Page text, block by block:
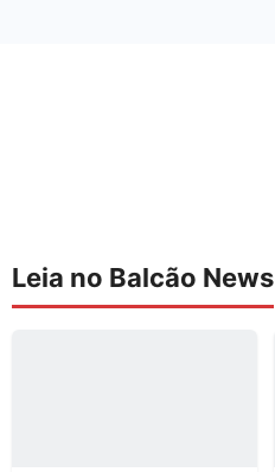
Leia no Balcão News